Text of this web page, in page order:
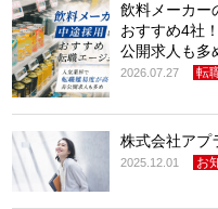
飲料メーカー
おすすめ4社
公開求人も多
2026.07.27 転
株式会社アプ
2025.12.01 お